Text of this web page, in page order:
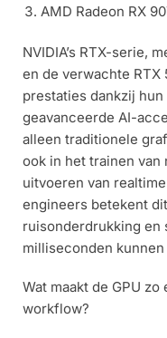
AMD Radeon RX
NVIDIA’s RTX-serie,
en de verwachte
prestaties dankzij
geavanceerde AI-
alleen traditionele
ook in het trainen
uitvoeren van
engineers betekent
ruisonderdrukking en
milliseconden
Wat maakt de GPU
workflow?